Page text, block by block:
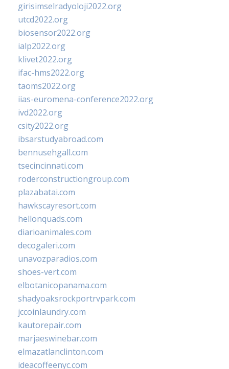
girisimselradyoloji2022.org
utcd2022.org
biosensor2022.org
ialp2022.org
klivet2022.org
ifac-hms2022.org
taoms2022.org
iias-euromena-conference2022.org
ivd2022.org
csity2022.org
ibsarstudyabroad.com
bennusehgall.com
tsecincinnati.com
roderconstructiongroup.com
plazabatai.com
hawkscayresort.com
hellonquads.com
diarioanimales.com
decogaleri.com
unavozparadios.com
shoes-vert.com
elbotanicopanama.com
shadyoaksrockportrvpark.com
jccoinlaundry.com
kautorepair.com
marjaeswinebar.com
elmazatlanclinton.com
ideacoffeenyc.com